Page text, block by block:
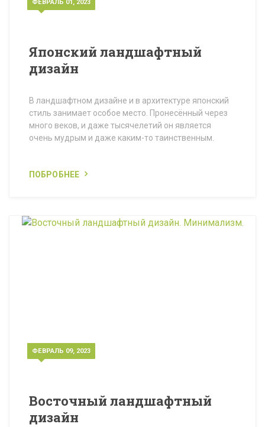
ФЕВРАЛЬ 01, 2023
Японский ландшафтный
дизайн
В ландшафтном дизайне и в архитектуре японский
стиль занимает особое место. Пронесённый через
много веков, и даже тысячелетий он является
очень мудрым и даже каким-то таинственным.
ПОБРОБНЕЕ
ФЕВРАЛЬ 09, 2023
Восточный ландшафтный
дизайн